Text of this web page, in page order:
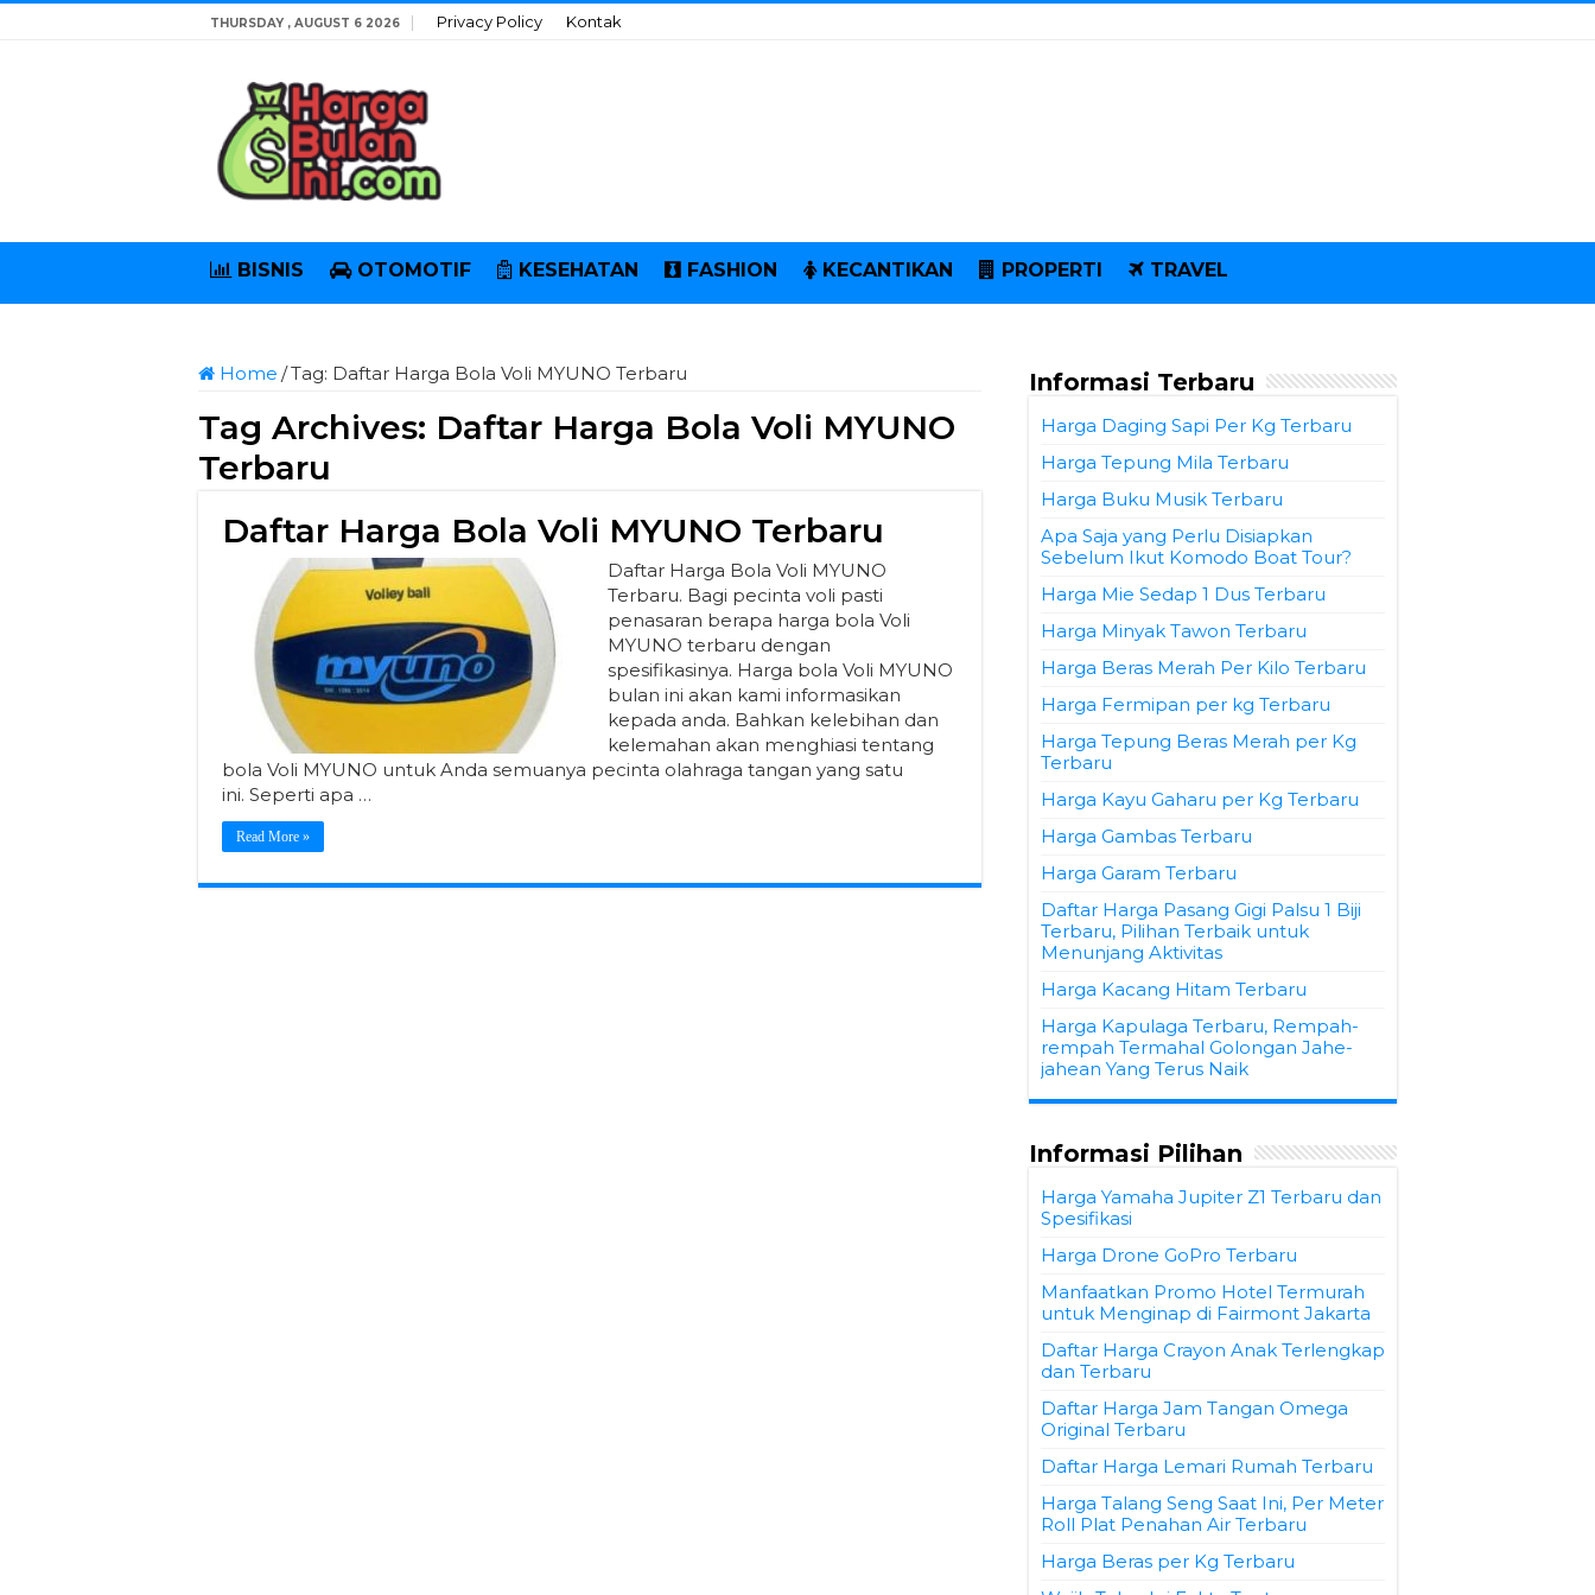
THURSDAY , AUGUST 6 2026 Privacy Policy Kontak
BISNIS OTOMOTIF KESEHATAN FASHION KECANTIKAN PROPERTI TRAVEL
Home /Tag: Daftar Harga Bola Voli MYUNO Terbaru
Tag Archives: Daftar Harga Bola Voli MYUNO
Terbaru
Daftar Harga Bola Voli MYUNO Terbaru
Daftar Harga Bola Voli MYUNO
Terbaru. Bagi pecinta voli pasti
penasaran berapa harga bola Voli
MYUNO terbaru dengan
spesifikasinya. Harga bola Voli MYUNO
bulan ini akan kami informasikan
kepada anda. Bahkan kelebihan dan
kelemahan akan menghiasi tentang
bola Voli MYUNO untuk Anda semuanya pecinta olahraga tangan yang satu
ini. Seperti apa …
Read More »
Informasi Terbaru
Harga Daging Sapi Per Kg Terbaru
Harga Tepung Mila Terbaru
Harga Buku Musik Terbaru
Apa Saja yang Perlu Disiapkan
Sebelum Ikut Komodo Boat Tour?
Harga Mie Sedap 1 Dus Terbaru
Harga Minyak Tawon Terbaru
Harga Beras Merah Per Kilo Terbaru
Harga Fermipan per kg Terbaru
Harga Tepung Beras Merah per Kg
Terbaru
Harga Kayu Gaharu per Kg Terbaru
Harga Gambas Terbaru
Harga Garam Terbaru
Daftar Harga Pasang Gigi Palsu 1 Biji
Terbaru, Pilihan Terbaik untuk
Menunjang Aktivitas
Harga Kacang Hitam Terbaru
Harga Kapulaga Terbaru, Rempah-
rempah Termahal Golongan Jahe-
jahean Yang Terus Naik
Informasi Pilihan
Harga Yamaha Jupiter Z1 Terbaru dan
Spesifikasi
Harga Drone GoPro Terbaru
Manfaatkan Promo Hotel Termurah
untuk Menginap di Fairmont Jakarta
Daftar Harga Crayon Anak Terlengkap
dan Terbaru
Daftar Harga Jam Tangan Omega
Original Terbaru
Daftar Harga Lemari Rumah Terbaru
Harga Talang Seng Saat Ini, Per Meter
Roll Plat Penahan Air Terbaru
Harga Beras per Kg Terbaru